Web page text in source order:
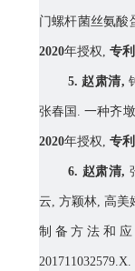
门螺杆菌丝氨酸
2020年授权, 专
5. 赵肃清,
张春国 . 一种齐
2020年授权, 专
6. 赵肃清,
云, 方颖林, 高美
制备方法和应
201711032579.X.